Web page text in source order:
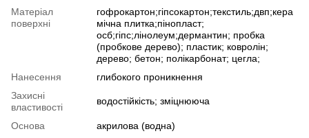
Матеріал
поверхні
гофрокартон;гіпсокартон;текстиль;двп;кера
мічна плитка;пінопласт;
осб;гіпс;лінолеум;дермантин; пробка
(пробкове дерево); пластик; ковролін;
дерево; бетон; полікарбонат; цегла;
Нанесення
глибокого проникнення
Захисні
властивості
водостійкість; зміцнююча
Основа
акрилова (водна)